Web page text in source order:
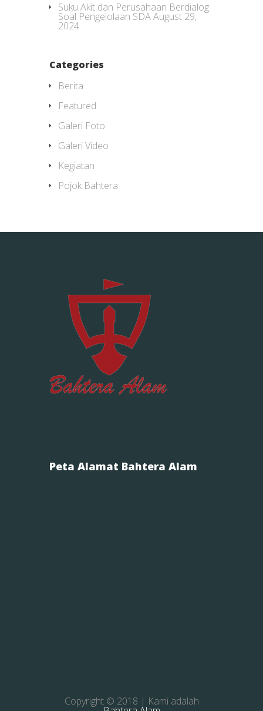
Suku Akit dan Perusahaan Berdialog
Soal Pengelolaan SDAAugust 29,
2024
Categories
Berita
Featured
Galeri Foto
Galeri Video
Kegiatan
Pojok Bahtera
Peta Alamat Bahtera Alam
Copyright © 2018 | Kami adalah